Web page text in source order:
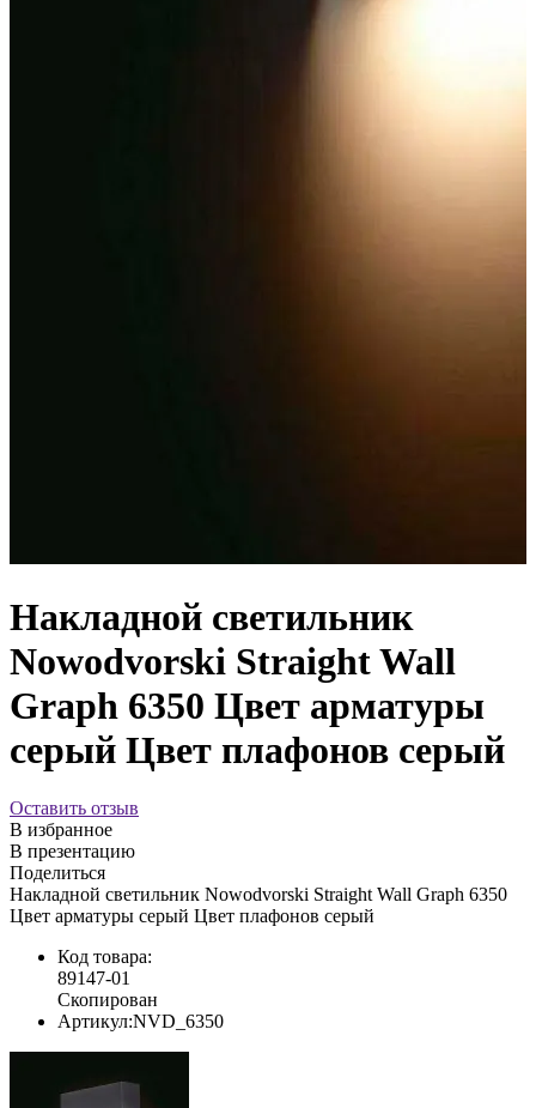
Накладной светильник
Nowodvorski Straight Wall
Graph 6350 Цвет арматуры
серый Цвет плафонов серый
Оставить отзыв
В избранное
В презентацию
Поделиться
Накладной светильник Nowodvorski Straight Wall Graph 6350
Цвет арматуры серый Цвет плафонов серый
Код товара:
89147-01
Скопирован
Артикул:NVD_6350